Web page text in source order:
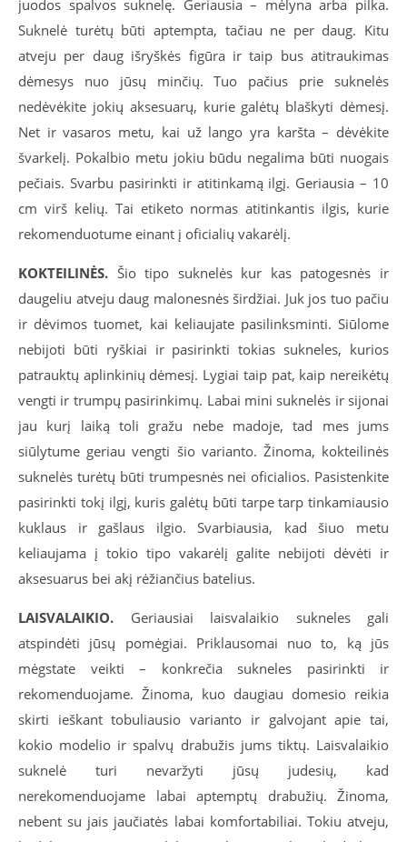
juodos spalvos suknelę. Geriausia – mėlyna arba pilka.
Suknelė turėtų būti aptempta, tačiau ne per daug. Kitu
atveju per daug išryškės figūra ir taip bus atitraukimas
dėmesys nuo jūsų minčių. Tuo pačius prie suknelės
nedėvėkite jokių aksesuarų, kurie galėtų blaškyti dėmesį.
Net ir vasaros metu, kai už lango yra karšta – dėvėkite
švarkelį. Pokalbio metu jokiu būdu negalima būti nuogais
pečiais. Svarbu pasirinkti ir atitinkamą ilgį. Geriausia – 10
cm virš kelių. Tai etiketo normas atitinkantis ilgis, kurie
rekomenduotume einant į oficialių vakarėlį.
KOKTEILINĖS. Šio tipo suknelės kur kas patogesnės ir
daugeliu atveju daug malonesnės širdžiai. Juk jos tuo pačiu
ir dėvimos tuomet, kai keliaujate pasilinksminti. Siūlome
nebijoti būti ryškiai ir pasirinkti tokias sukneles, kurios
patrauktų aplinkinių dėmesį. Lygiai taip pat, kaip nereikėtų
vengti ir trumpų pasirinkimų. Labai mini suknelės ir sijonai
jau kurį laiką toli gražu nebe madoje, tad mes jums
siūlytume geriau vengti šio varianto. Žinoma, kokteilinės
suknelės turėtų būti trumpesnės nei oficialios. Pasistenkite
pasirinkti tokį ilgį, kuris galėtų būti tarpe tarp tinkamiausio
kuklaus ir gašlaus ilgio. Svarbiausia, kad šiuo metu
keliaujama į tokio tipo vakarėlį galite nebijoti dėvėti ir
aksesuarus bei akį rėžiančius batelius.
LAISVALAIKIO. Geriausiai laisvalaikio sukneles gali
atspindėti jūsų pomėgiai. Priklausomai nuo to, ką jūs
mėgstate veikti – konkrečia sukneles pasirinkti ir
rekomenduojame. Žinoma, kuo daugiau domesio reikia
skirti ieškant tobuliausio varianto ir galvojant apie tai,
kokio modelio ir spalvų drabužis jums tiktų. Laisvalaikio
suknelė turi nevaržyti jūsų judesių, kad
nerekomenduojame labai aptemptų drabužių. Žinoma,
nebent su jais jaučiatės labai komfortabiliai. Tokiu atveju,